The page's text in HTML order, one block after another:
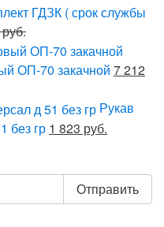
ГДЗК ( срок службы
ОП-70 закачной 7 212
Рукав
без гр 1 823 руб.
Отправить